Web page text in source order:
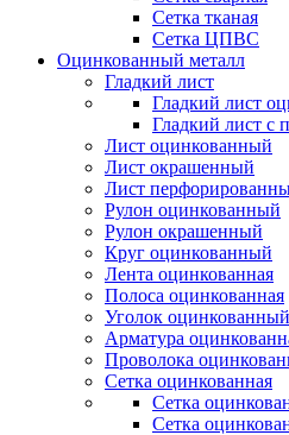
Сетка тканая
Сетка ЦПВС
Оцинкованный металл
Гладкий лист
Гладкий лист
Гладкий лист с
Лист оцинкованный
Лист окрашенный
Лист
Рулон оцинкованный
Рулон окрашенный
Круг оцинкованный
Лента оцинкованная
Полоса оцинкованная
Уголок оцинкованный
Арматура
Проволока
Сетка оцинкованная
Сетка
Сетка